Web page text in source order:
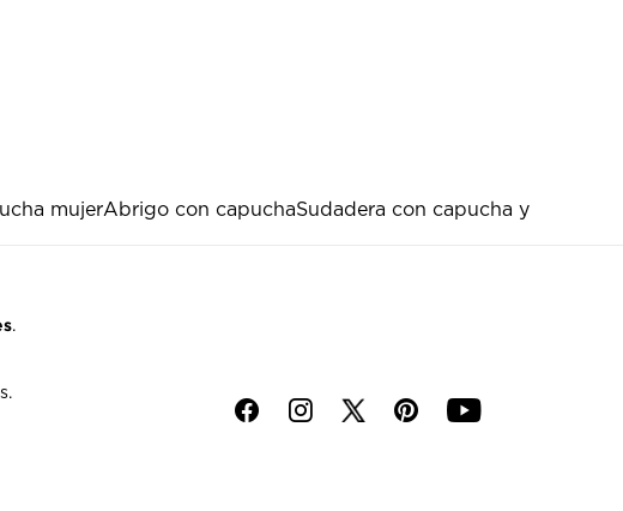
mujerAbrigo con capuchaSudadera con capucha y
.
f i p y